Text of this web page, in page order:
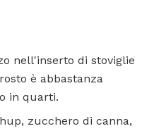
nell'inserto di stoviglie
è abbastanza
in quarti.
zucchero di canna,